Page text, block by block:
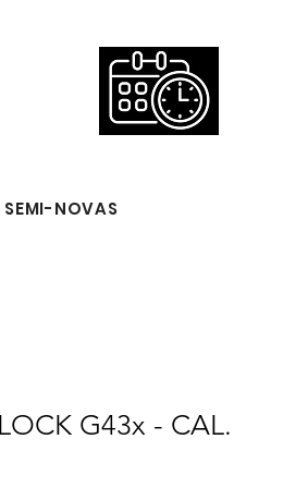
SEMI-NOVAS
G43x - CAL.